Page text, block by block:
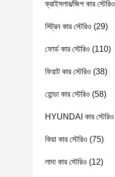
ক্রাইসলার/জিপ কার স্টেরিও
সিট্রন কার স্টেরিও (29)
ফোর্ড কার স্টেরিও (110)
ফিয়াট কার স্টেরিও (38)
হোন্ডা কার স্টেরিও (58)
HYUNDAI কার স্টেরিও
কিয়া কার স্টেরিও (75)
লাদা কার স্টেরিও (12)